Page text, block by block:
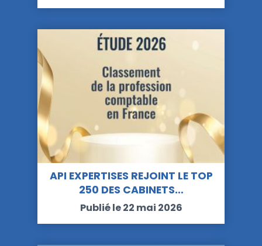
API EXPERTISES REJOINT LE TOP
250 DES CABINETS…
Publié le 22 mai 2026